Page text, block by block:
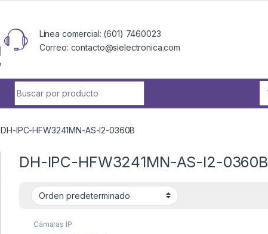
Línea comercial: (601) 7460023
Correo: contacto@sielectronica.com
DH-IPC-HFW3241MN-AS-I2-0360B
DH-IPC-HFW3241MN-AS-I2-0360B
Cámaras IP